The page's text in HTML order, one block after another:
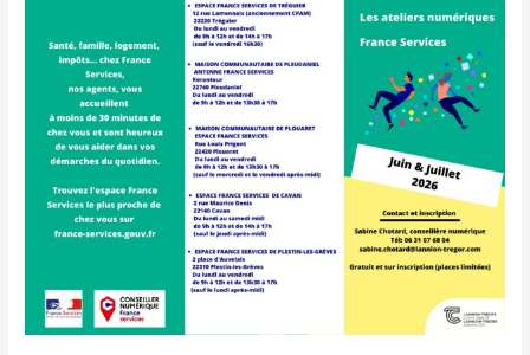
Juin/Juillet